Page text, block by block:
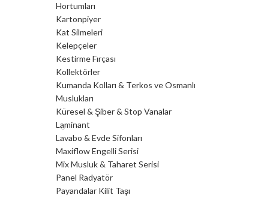
Hortumları
Kartonpiyer
Kat Silmeleri
Kelepçeler
Kestirme Fırçası
Kollektörler
Kumanda Kolları & Terkos ve Osmanlı
Muslukları
Küresel & Şiber & Stop Vanalar
Laminant
Lavabo & Evde Sifonları
Maxiflow Engelli Serisi
Mix Musluk & Taharet Serisi
Panel Radyatör
Payandalar Kilit Taşı